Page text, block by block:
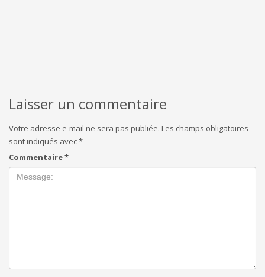
Laisser un commentaire
Votre adresse e-mail ne sera pas publiée. Les champs obligatoires
sont indiqués avec*
Commentaire*